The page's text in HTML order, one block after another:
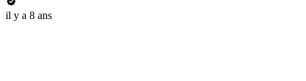
il y a 8 ans